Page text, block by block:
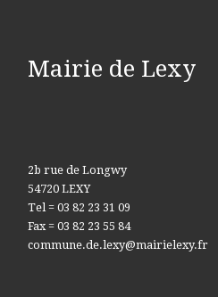
Mairie de Lexy
2b rue de Longwy
54720 LEXY
Tel = 03 82 23 31 09
Fax = 03 82 23 55 84
commune.de.lexy@mairielexy.fr